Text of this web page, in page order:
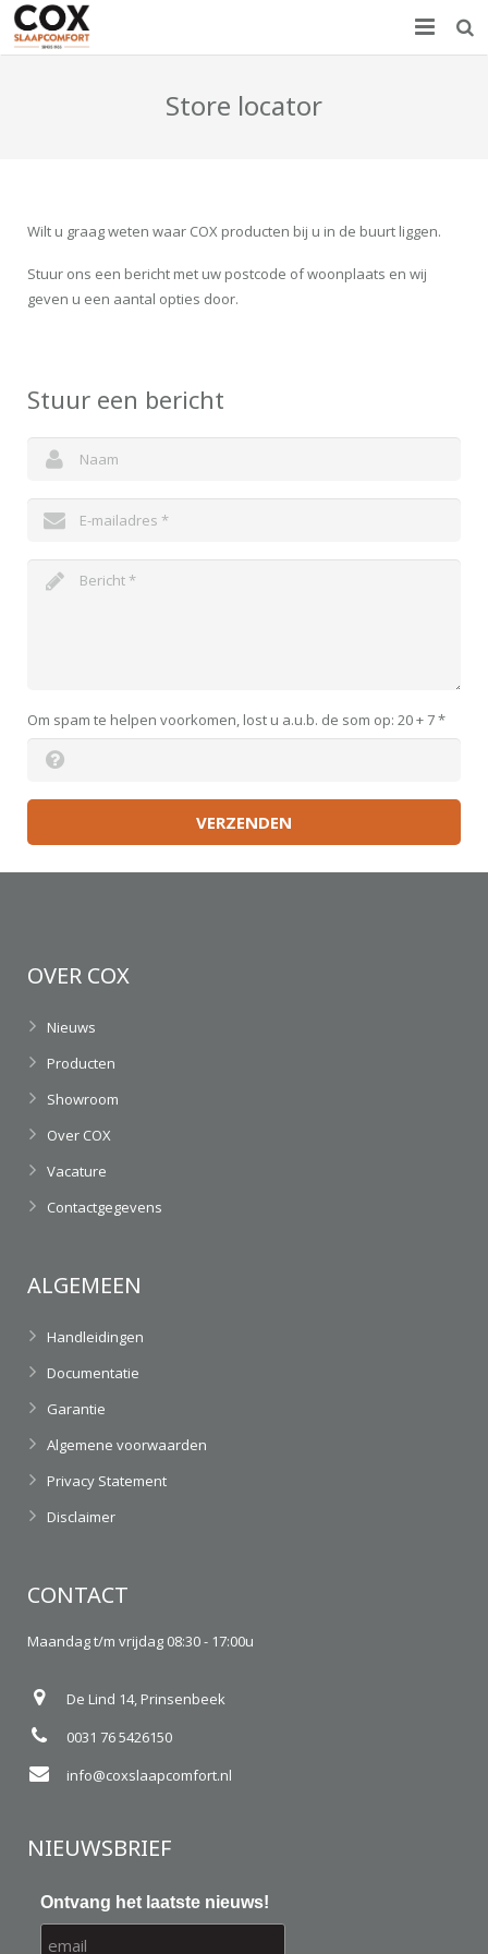
Showroom
Over COX
Store locator
Wilt u graag weten waar COX producten bij u in de buurt liggen.
Stuur ons een bericht met uw postcode of woonplaats en wij
geven u een aantal opties door.
Stuur een bericht
Om spam te helpen voorkomen, lost u a.u.b. de som op: 20 + 7*
VERZENDEN
OVER COX
Nieuws
Producten
Showroom
Over COX
Vacature
Contactgegevens
ALGEMEEN
Handleidingen
Documentatie
Garantie
Algemene voorwaarden
Privacy Statement
Disclaimer
CONTACT
Maandag t/m vrijdag 08:30 - 17:00u
De Lind 14, Prinsenbeek
0031 76 5426150
info@coxslaapcomfort.nl
NIEUWSBRIEF
Ontvang het laatste nieuws!